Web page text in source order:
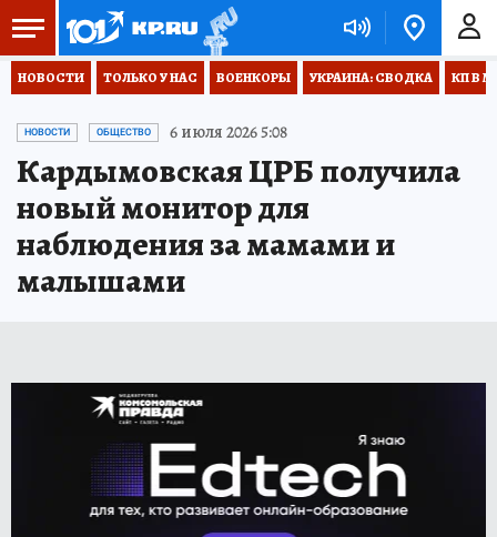
НОВОСТИ ТОЛЬКО У НАС ВОЕНКОРЫ УКРАИНА: СВОДКА КП В
НОВОСТИ ОБЩЕСТВО 6 июля 2026 5:08
Кардымовская ЦРБ получила
новый монитор для
наблюдения за мамами и
малышами